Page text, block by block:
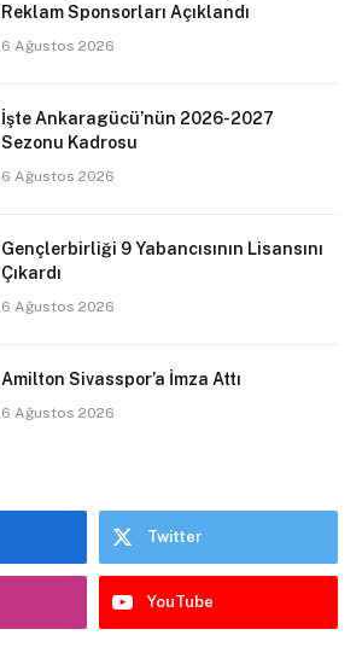
Reklam Sponsorları Açıklandı
6 Ağustos 2026
İşte Ankaragücü’nün 2026-2027
Sezonu Kadrosu
6 Ağustos 2026
Gençlerbirliği 9 Yabancısının Lisansını
Çıkardı
6 Ağustos 2026
Amilton Sivasspor’a İmza Attı
6 Ağustos 2026
Twitter
YouTube